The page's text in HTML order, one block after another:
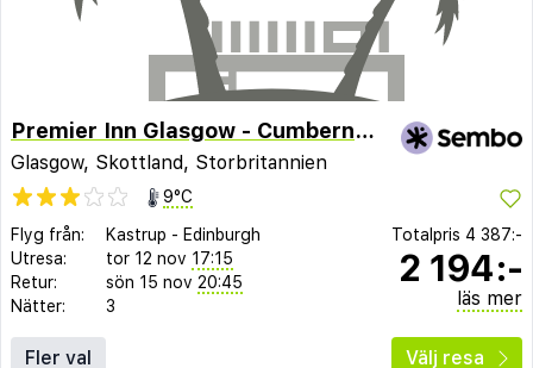
Premier Inn Glasgow - Cumbernauld
Glasgow, Skottland, Storbritannien
9°C
Flyg från:
Kastrup - Edinburgh
Utresa:
tor 12 nov 17:15
Retur:
sön 15 nov 20:45
Nätter:
3
Totalpris 4 387:-
2 194:-
läs mer
Fler val Välj resa